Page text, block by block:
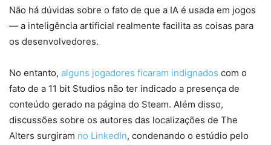
Não há dúvidas sobre o fato de que a IA é usada em jogos
— a inteligência artificial realmente facilita as coisas para
os desenvolvedores.
No entanto, alguns jogadores ficaram indignados com o
fato de a 11 bit Studios não ter indicado a presença de
conteúdo gerado na página do Steam. Além disso,
discussões sobre os autores das localizações de The
Alters surgiram no LinkedIn, condenando o estúdio pelo